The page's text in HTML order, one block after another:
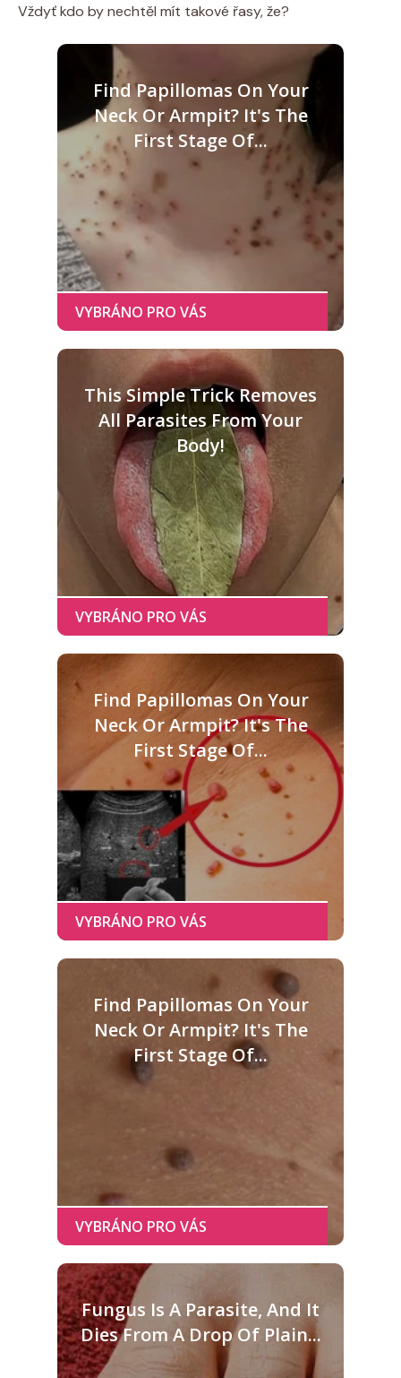
Vždyť kdo by nechtěl mít takové řasy, že?
Find Papillomas On Your
Neck Or Armpit? It's The
First Stage Of...
This Simple Trick Removes
All Parasites From Your
Body!
Find Papillomas On Your
Neck Or Armpit? It's The
First Stage Of...
Find Papillomas On Your
Neck Or Armpit? It's The
First Stage Of...
Fungus Is A Parasite, And It
Dies From A Drop Of Plain...